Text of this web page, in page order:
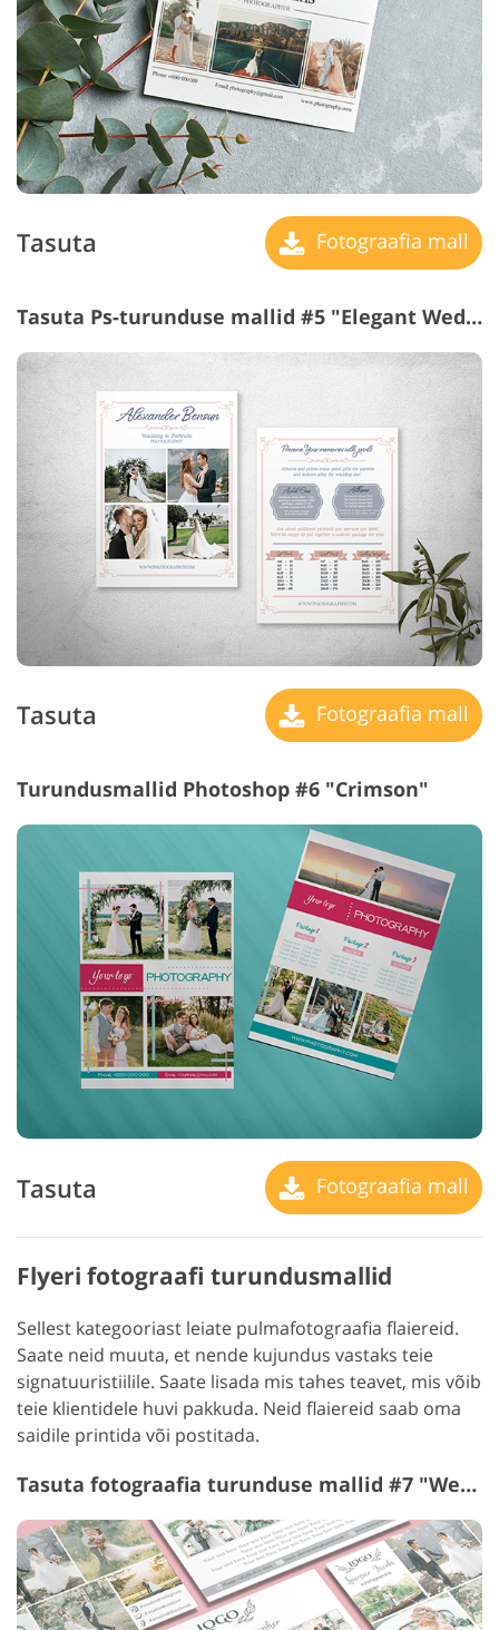
Tasuta Fotograafia mall
Tasuta Ps-turunduse mallid #5 "Elegant Wedding"
Tasuta Fotograafia mall
Turundusmallid Photoshop #6 "Crimson"
Tasuta Fotograafia mall
Flyeri fotograafi turundusmallid
Sellest kategooriast leiate pulmafotograafia flaiereid.
Saate neid muuta, et nende kujundus vastaks teie
signatuuristiilile. Saate lisada mis tahes teavet, mis võib
teie klientidele huvi pakkuda. Neid flaiereid saab oma
saidile printida või postitada.
Tasuta fotograafia turunduse mallid #7 "Wedding Photography"